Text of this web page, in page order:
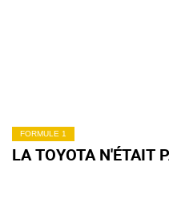
FORMULE 1
LA TOYOTA N'ÉTAIT